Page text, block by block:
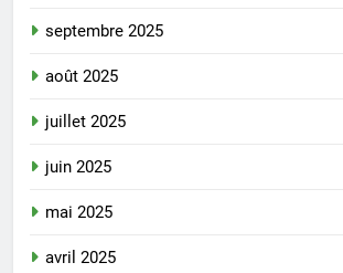
septembre 2025
août 2025
juillet 2025
juin 2025
mai 2025
avril 2025